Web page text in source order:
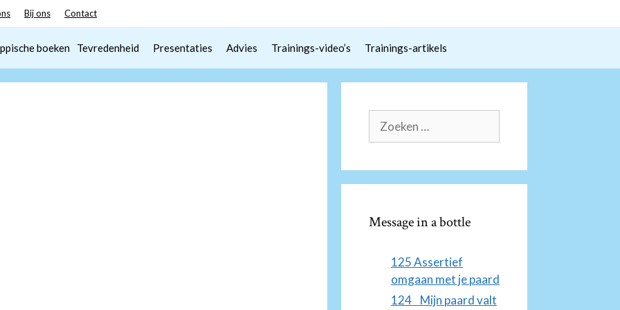
Bij ons Contact
boeken Tevredenheid Presentaties Advies Trainings-video’s Trainings-artikels
naar:
Message in a bottle
125 Assertief
omgaan met je paard
124 Mijn paard valt